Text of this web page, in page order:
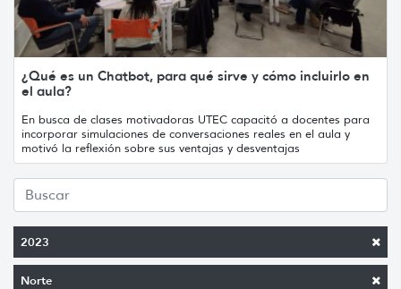
2023
Norte
¿Qué es un Chatbot, para qué sirve y cómo incluirlo en
el aula?
En busca de clases motivadoras UTEC capacitó a docentes para
incorporar simulaciones de conversaciones reales en el aula y
motivó la reflexión sobre sus ventajas y desventajas